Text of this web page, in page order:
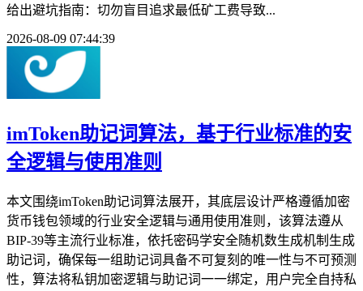
给出避坑指南：切勿盲目追求最低矿工费导致...
2026-08-09 07:44:39
imToken助记词算法，基于行业标准的安
全逻辑与使用准则
本文围绕imToken助记词算法展开，其底层设计严格遵循加密
货币钱包领域的行业安全逻辑与通用使用准则，该算法遵从
BIP-39等主流行业标准，依托密码学安全随机数生成机制生成
助记词，确保每一组助记词具备不可复刻的唯一性与不可预测
性，算法将私钥加密逻辑与助记词一一绑定，用户完全自持私